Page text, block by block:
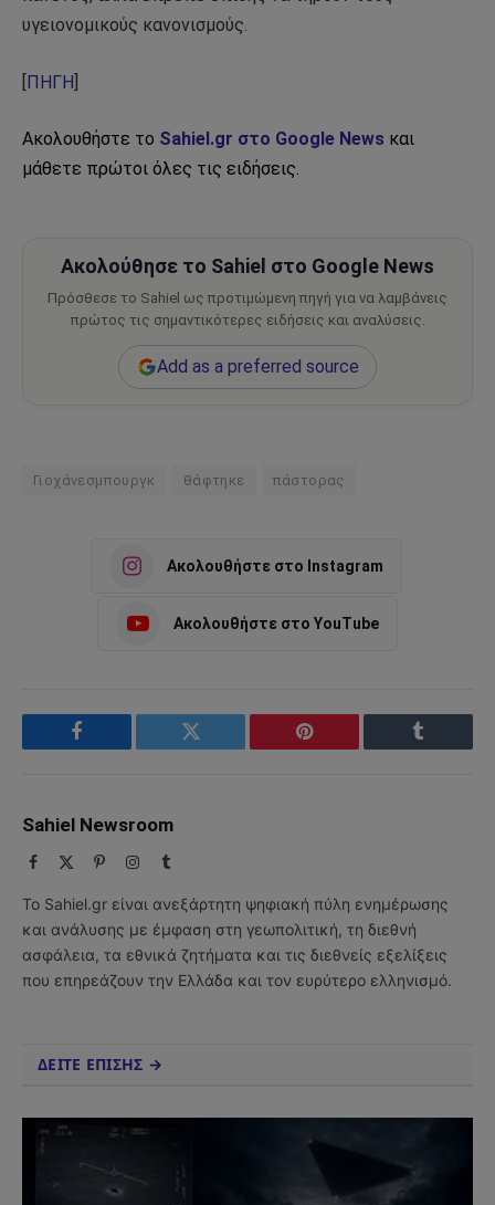
υγειονομικούς κανονισμούς.
ΠΗΓΗ
Ακολουθήστε το Sahiel.gr στο Google News και
μάθετε πρώτοι όλες τις ειδήσεις.
Ακολούθησε το Sahiel στο Google News
Πρόσθεσε το Sahiel ως προτιμώμενη πηγή για να λαμβάνεις
πρώτος τις σημαντικότερες ειδήσεις και αναλύσεις.
Add as a preferred source
Γιοχάνεσμπουργκ θάφτηκε πάστορας
Ακολουθήστε στο Instagram
Ακολουθήστε στο YouTube
Facebook Twitter Pinterest Tumblr
Sahiel Newsroom
Facebook PinterestInstagram
Tumblr
Το Sahiel.gr είναι ανεξάρτητη ψηφιακή πύλη ενημέρωσης
και ανάλυσης με έμφαση στη γεωπολιτική, τη διεθνή
ασφάλεια, τα εθνικά ζητήματα και τις διεθνείς εξελίξεις
που επηρεάζουν την Ελλάδα και τον ευρύτερο ελληνισμό.
ΔΕΙΤΕ ΕΠΙΣΗΣ →